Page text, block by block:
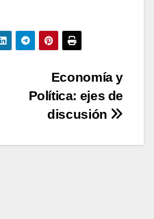
Economía y
Política: ejes de
discusión